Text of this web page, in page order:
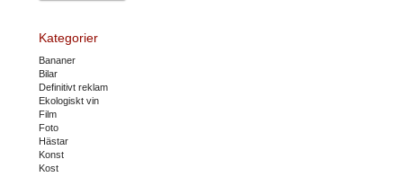
Kategorier
Bananer
Bilar
Definitivt reklam
Ekologiskt vin
Film
Foto
Hästar
Konst
Kost